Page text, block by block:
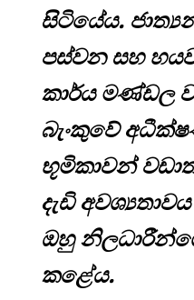
සිටියේය.
පස්වන සහ
කාර්ය මණ්ඩල
බැංකුවේ
භූමිකාවන්
දැඩි
ඔහු
කළේය.